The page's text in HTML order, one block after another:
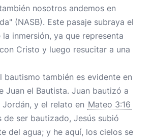
nosotros andemos en
(NASB). Este pasaje subraya el
inmersión, ya que representa
Cristo y luego resucitar a una
bautismo también es evidente en
Juan el Bautista. Juan bautizó a
y el relato en Mateo 3:16
de ser bautizado, Jesús subió
del agua; y he aquí, los cielos se